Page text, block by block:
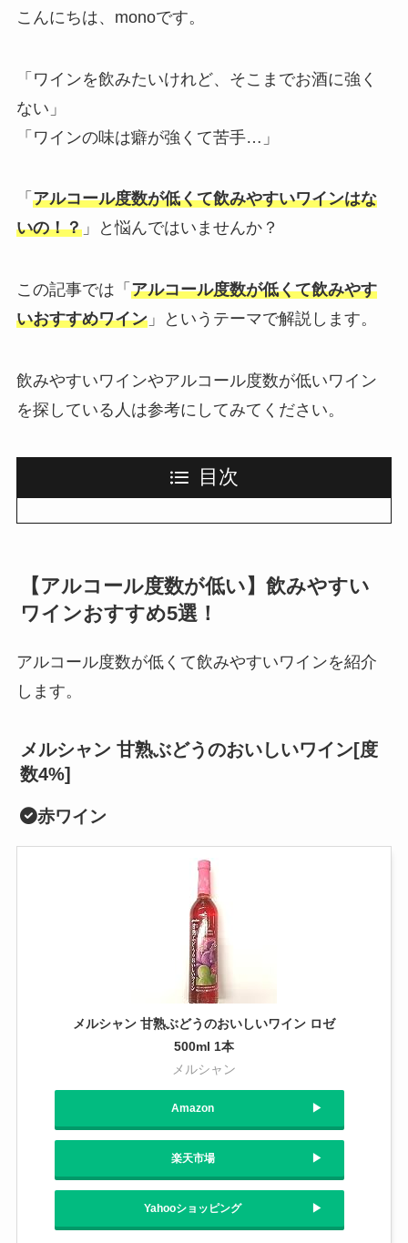
こんにちは、monoです。
「ワインを飲みたいけれど、そこまでお酒に強く
ない」
「ワインの味は癖が強くて苦手…」
「 アルコール度数が低くて飲みやすいワインはな
いの！？」と悩んではいませんか？
この記事では「 アルコール度数が低くて飲みやす
いおすすめワイン」というテーマで解説します。
飲みやすいワインやアルコール度数が低いワイン
を探している人は参考にしてみてください。
目次
【アルコール度数が低い】飲みやすい
ワインおすすめ5選！
アルコール度数が低くて飲みやすいワインを紹介
します。
メルシャン 甘熟ぶどうのおいしいワイン[度
数4%]
赤ワイン
メルシャン 甘熟ぶどうのおいしいワイン ロゼ
500ml 1本
メルシャン
Amazon
楽天市場
Yahooショッピング